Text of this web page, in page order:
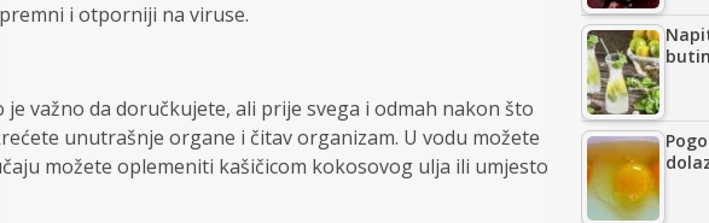
i otporniji na viruse.
važno da doručkujete, ali prije svega i odmah nakon što
unutrašnje organe i čitav organizam. U vodu možete
možete oplemeniti kašičicom kokosovog ulja ili umjesto